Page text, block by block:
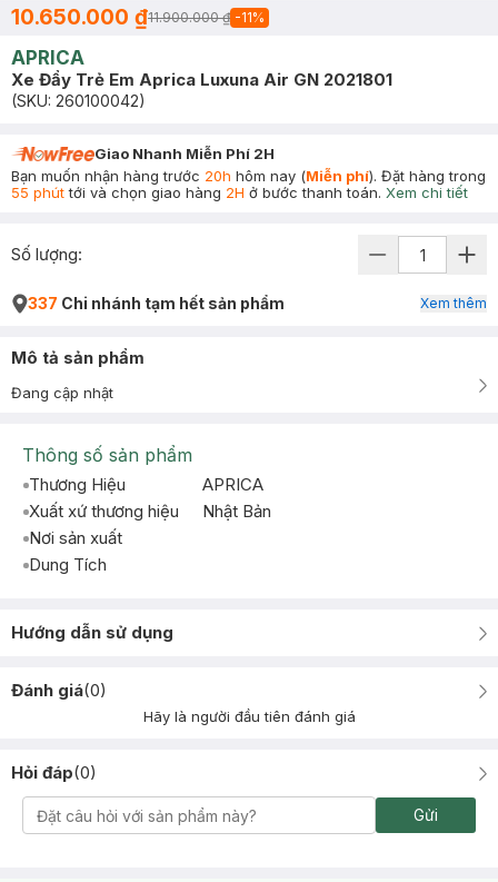
10.650.000 ₫11.900.000 ₫ -11%
APRICA
Xe Đẩy Trẻ Em Aprica Luxuna Air GN 2021801
(SKU: 260100042)
Giao Nhanh Miễn Phí 2H
Bạn muốn nhận hàng trước 20h hôm nay (Miễn phí). Đặt hàng trong
55 phúttới và chọn giao hàng 2H ở bước thanh toán. Xem chi tiết
Số lượng:
337 Chi nhánh tạm hết sản phẩm Xem thêm
Mô tả sản phẩm
Đang cập nhật
Thông số sản phẩm
Thương Hiệu
APRICA
Xuất xứ thương hiệu
Nhật Bản
Nơi sản xuất
Dung Tích
Hướng dẫn sử dụng
Đánh giá(0)
Hãy là người đầu tiên đánh giá
Hỏi đáp(0)
Gửi